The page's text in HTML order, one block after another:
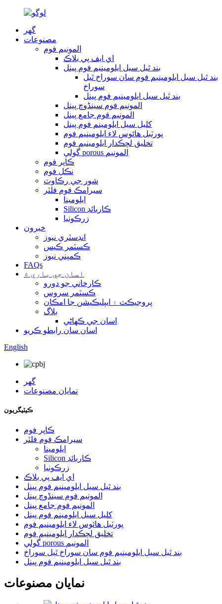
گهر
مصنوعات
المونيم فوم
اي ايف پي بلاڪ
بند ٿيل سيل ايلومينيم فوم پينل
بند ٿيل سيل ايلومينيم فوم سان سوراخ ٿيل
سوراخ
بند ٿيل سيل ايلومينيم فوم پينل
المونيم فوم سینڈوچ پينل
المونيم فوم جامع پينل
کليل سيل ايلومينم فوم پينل
پورٽبل هائوس لاء ايلومينيم فوم
تخليق لچڪدار ايلومينيم فوم
گولي porous المونيم
ڪاپر فوم
نڪل فوم
شور جي رڪاوٽ
سيرامڪ فوم فلٽر
ايلومينا
Silicon ڪاربائڊ
زرڪونيا
خبرون
انڊسٽري نيوز
ڪسٽمر ڪيس
ڪمپني نيوز
FAQs
اسان جي باري ۾
ڪارخاني جو دورو
ڪسٽمر سروس
پروجيڪٽ ۽ ايپليڪيشن جا امڪان
بلاگ
اسان جي ڪهاڻي
اسان سان رابطو ڪريو
English
گهر
نمايان مصنوعات
ڪيٽيگريون
ڪاپر فوم
سيرامڪ فوم فلٽر
ايلومينا
Silicon ڪاربائڊ
زرڪونيا
اي ايف پي بلاڪ
بند ٿيل سيل ايلومينيم فوم پينل
المونيم فوم سینڈوچ پينل
المونيم فوم جامع پينل
کليل سيل ايلومينم فوم پينل
پورٽبل هائوس لاء ايلومينيم فوم
تخليق لچڪدار ايلومينيم فوم
گولي porous المونيم
بند ٿيل سيل ايلومينيم فوم سان سوراخ ٿيل سوراخ
بند ٿيل سيل ايلومينيم فوم پينل
نمايان مصنوعات